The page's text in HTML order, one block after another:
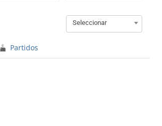
Seleccionar
Partidos